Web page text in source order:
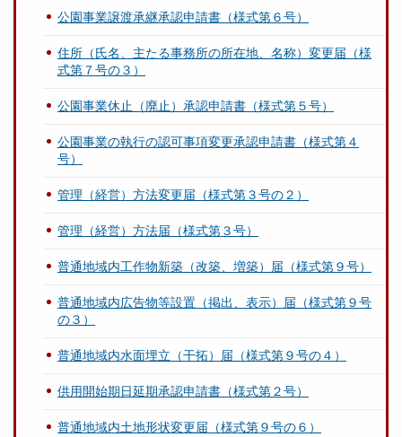
公園事業譲渡承継承認申請書（様式第６号）
住所（氏名、主たる事務所の所在地、名称）変更届（様
式第７号の３）
公園事業休止（廃止）承認申請書（様式第５号）
公園事業の執行の認可事項変更承認申請書（様式第４
号）
管理（経営）方法変更届（様式第３号の２）
管理（経営）方法届（様式第３号）
普通地域内工作物新築（改築、増築）届（様式第９号）
普通地域内広告物等設置（掲出、表示）届（様式第９号
の３）
普通地域内水面埋立（干拓）届（様式第９号の４）
供用開始期日延期承認申請書（様式第２号）
普通地域内土地形状変更届（様式第９号の６）